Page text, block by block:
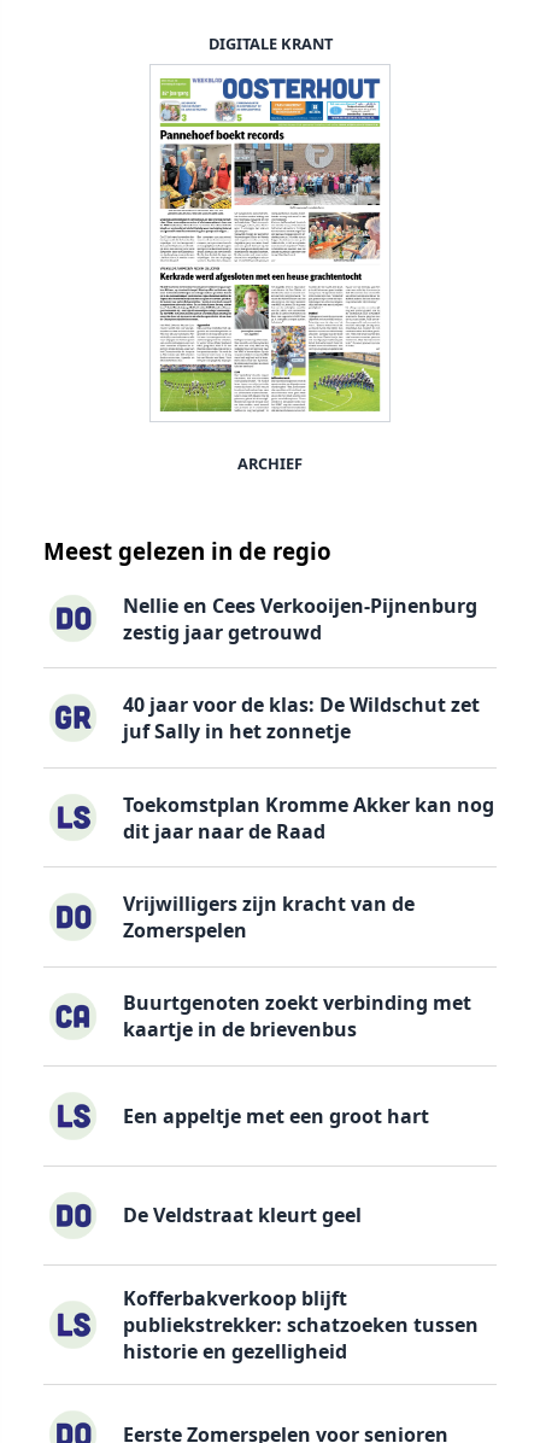
DIGITALE KRANT
ARCHIEF
Meest gelezen in de regio
Nellie en Cees Verkooijen-Pijnenburg
zestig jaar getrouwd
40 jaar voor de klas: De Wildschut zet
juf Sally in het zonnetje
Toekomstplan Kromme Akker kan nog
dit jaar naar de Raad
Vrijwilligers zijn kracht van de
Zomerspelen
Buurtgenoten zoekt verbinding met
kaartje in de brievenbus
Een appeltje met een groot hart
De Veldstraat kleurt geel
Kofferbakverkoop blijft
publiekstrekker: schatzoeken tussen
historie en gezelligheid
Eerste Zomerspelen voor senioren